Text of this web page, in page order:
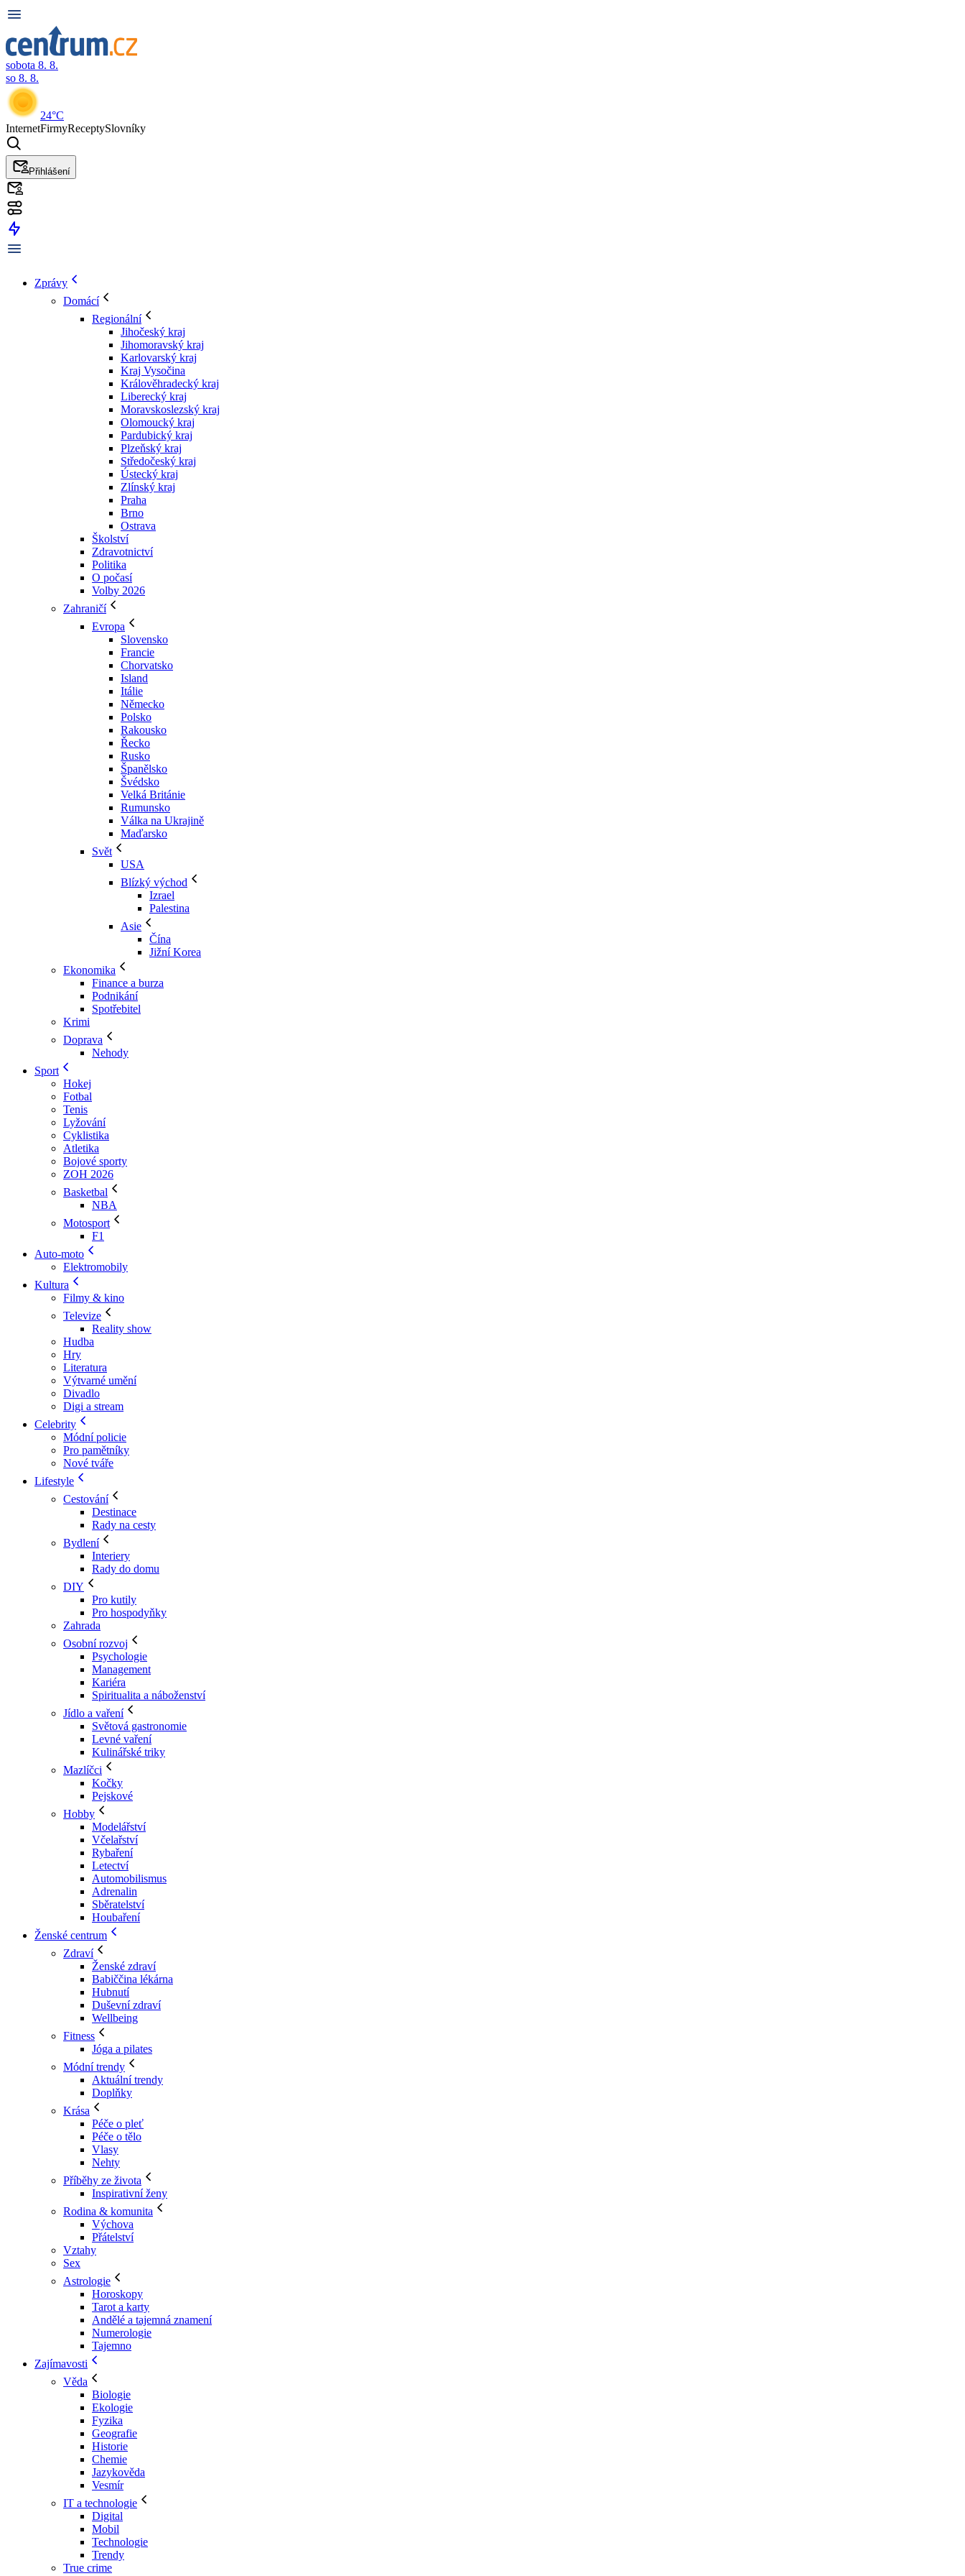
sobota 8. 8.
so 8. 8.
24°C
InternetFirmyReceptySlovníky
Přihlášení
Zprávy
Domácí
Regionální
Jihočeský kraj
Jihomoravský kraj
Karlovarský kraj
Kraj Vysočina
Králověhradecký kraj
Liberecký kraj
Moravskoslezský kraj
Olomoucký kraj
Pardubický kraj
Plzeňský kraj
Středočeský kraj
Ústecký kraj
Zlínský kraj
Praha
Brno
Ostrava
Školství
Zdravotnictví
Politika
O počasí
Volby 2026
Zahraničí
Evropa
Slovensko
Francie
Chorvatsko
Island
Itálie
Německo
Polsko
Rakousko
Řecko
Rusko
Španělsko
Švédsko
Velká Británie
Rumunsko
Válka na Ukrajině
Maďarsko
Svět
USA
Blízký východ
Izrael
Palestina
Asie
Čína
Jižní Korea
Ekonomika
Finance a burza
Podnikání
Spotřebitel
Krimi
Doprava
Nehody
Sport
Hokej
Fotbal
Tenis
Lyžování
Cyklistika
Atletika
Bojové sporty
ZOH 2026
Basketbal
NBA
Motosport
F1
Auto-moto
Elektromobily
Kultura
Filmy & kino
Televize
Reality show
Hudba
Hry
Literatura
Výtvarné umění
Divadlo
Digi a stream
Celebrity
Módní policie
Pro pamětníky
Nové tváře
Lifestyle
Cestování
Destinace
Rady na cesty
Bydlení
Interiery
Rady do domu
DIY
Pro kutily
Pro hospodyňky
Zahrada
Osobní rozvoj
Psychologie
Management
Kariéra
Spiritualita a náboženství
Jídlo a vaření
Světová gastronomie
Levné vaření
Kulinářské triky
Mazlíčci
Kočky
Pejskové
Hobby
Modelářství
Včelařství
Rybaření
Letectví
Automobilismus
Adrenalin
Sběratelství
Houbaření
Ženské centrum
Zdraví
Ženské zdraví
Babiččina lékárna
Hubnutí
Duševní zdraví
Wellbeing
Fitness
Jóga a pilates
Módní trendy
Aktuální trendy
Doplňky
Krása
Péče o pleť
Péče o tělo
Vlasy
Nehty
Příběhy ze života
Inspirativní ženy
Rodina & komunita
Výchova
Přátelství
Vztahy
Sex
Astrologie
Horoskopy
Tarot a karty
Andělé a tajemná znamení
Numerologie
Tajemno
Zajímavosti
Věda
Biologie
Ekologie
Fyzika
Geografie
Historie
Chemie
Jazykověda
Vesmír
IT a technologie
Digital
Mobil
Technologie
Trendy
True crime